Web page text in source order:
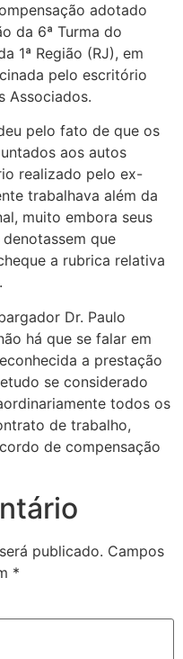
adotado
da 6ª Turma do
1ª Região (RJ), em
pelo escritório
Associados.
pelo fato de que os
aos autos
realizado pelo ex-
trabalhava além da
muito embora seus
que
a rubrica relativa
Dr. Paulo
há que se falar em
a prestação
se considerado
todos os
de trabalho,
de compensação
publicado. Campos
*